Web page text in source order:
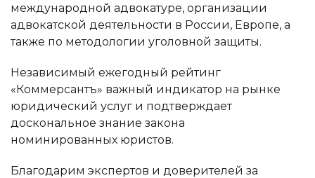
международной адвокатуре, организации
адвокатской деятельности в России, Европе, а
также по методологии уголовной защиты.
Независимый ежегодный рейтинг
«Коммерсантъ» важный индикатор на рынке
юридический услуг и подтверждает
доскональное знание закона
номинированных юристов.
Благодарим экспертов и доверителей за